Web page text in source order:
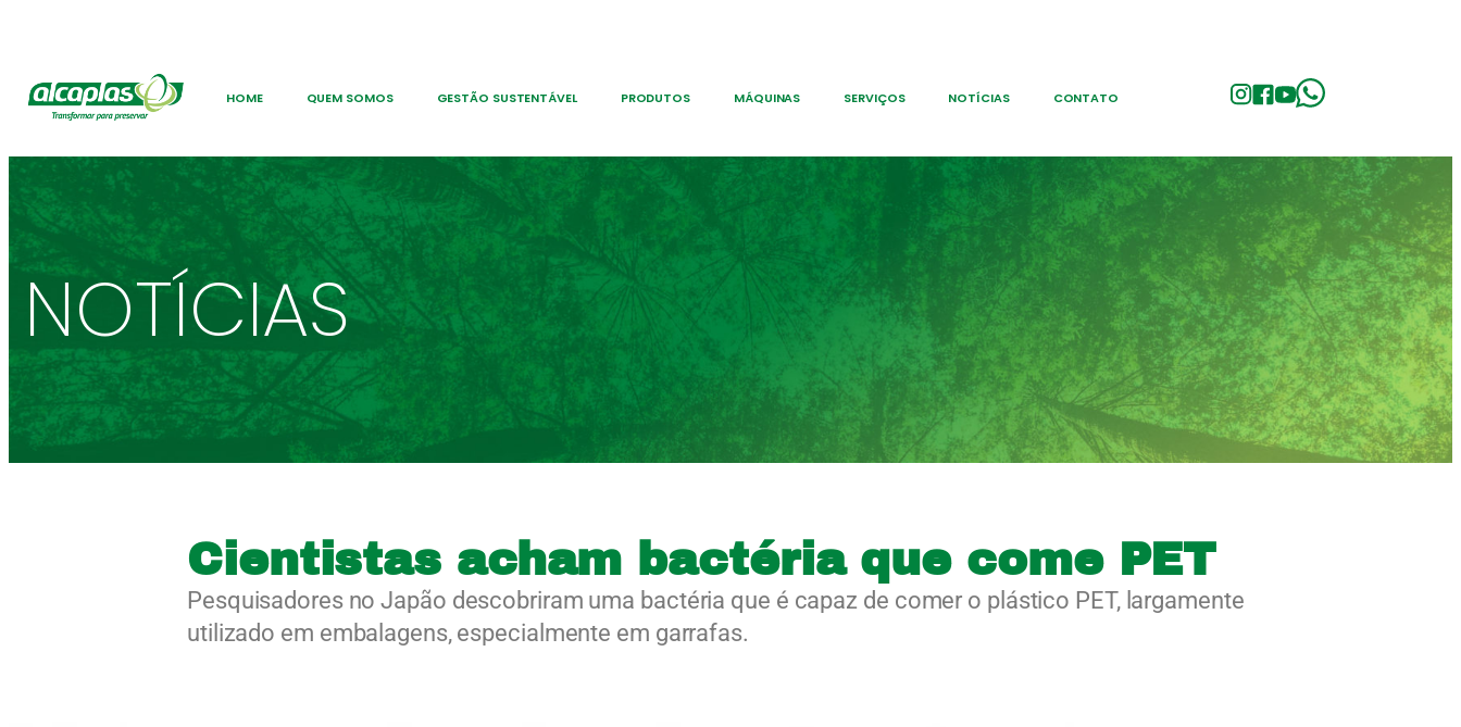
HOME QUEM SOMOS GESTÃO SUSTENTÁVEL PRODUTOS MÁQUINAS SERVIÇOS NOTÍCIAS CONTATO
NOTÍCIAS
Cientistas acham bactéria que come PET
Pesquisadores no Japão descobriram uma bactéria que é capaz de comer o plástico PET, largamente
utilizado em embalagens, especialmente em garrafas.